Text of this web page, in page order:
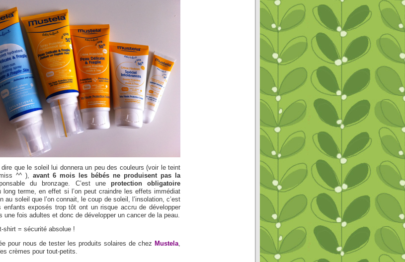
dire que le soleil lui donnera un peu des couleurs (voir le teint
^^ ),
avant 6 mois les bébés ne produisent pas la
du bronzage. C’est uneprotection obligatoire
long terme, en effet si l’on peut craindre les effets immédiat
au soleil que l’on connait, le coup de soleil, l’insolation, c’est
enfants exposés trop tôt ont un risque accru de développer
une fois adultes et donc de développer un cancer de la peau.
shirt = sécurité absolue !
pour nous de tester les produits solaires de chez Mustela,
crèmes pour tout-petits.